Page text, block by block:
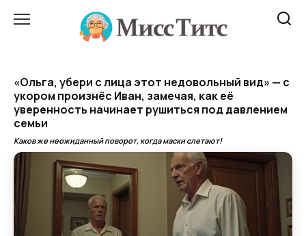
«Ольга, убери с лица этот недовольный вид» — с
укором произнёс Иван, замечая, как её
уверенность начинает рушиться под давлением
семьи
Каков же неожиданный поворот, когда маски слетают!